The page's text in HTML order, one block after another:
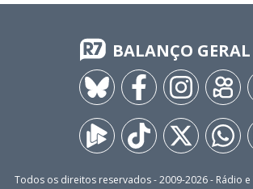
BALANÇO
Todos os direitos reservados - 2009-2026- Rádio e